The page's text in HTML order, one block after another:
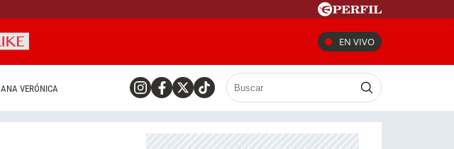
EN VIVO
VERÓNICA